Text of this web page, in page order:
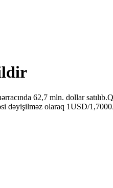
62,7 mln. dollar
dəyişilməz olaraq 1USD/